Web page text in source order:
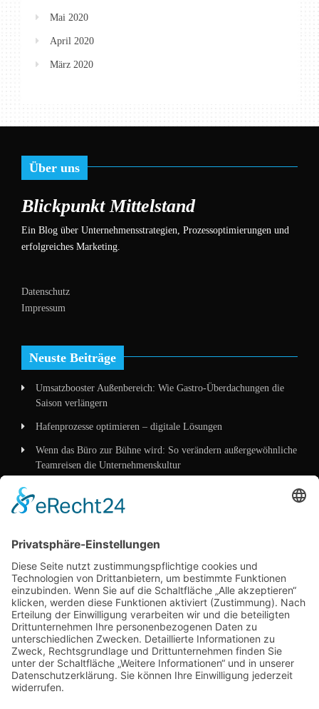
Mai 2020
April 2020
März 2020
Über uns
Blickpunkt Mittelstand
Ein Blog über Unternehmensstrategien, Prozessoptimierungen und
erfolgreiches Marketing.
Datenschutz
Impressum
Neuste Beiträge
Umsatzbooster Außenbereich: Wie Gastro-Überdachungen die
Saison verlängern
Hafenprozesse optimieren – digitale Lösungen
Wenn das Büro zur Bühne wird: So verändern außergewöhnliche
Teamreisen die Unternehmenskultur
Mittelstandskonzepte 2026 Kunden überzeugen
Kategorien
Allgemein
Business
Dienstleistungen
Marketing
Technik